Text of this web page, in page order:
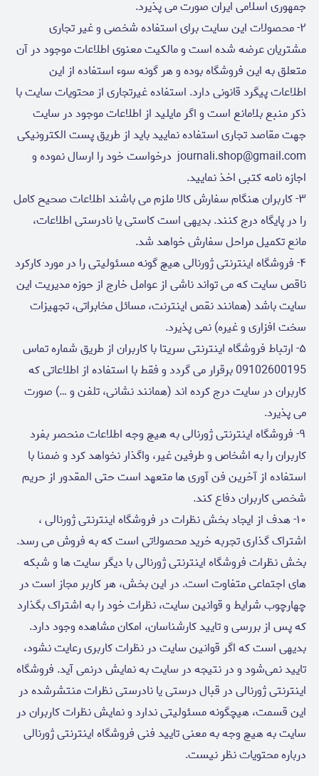
جمهوری اسلامی ایران صورت می پذیرد.
۲- محصولات این سایت براى استفاده شخصی و غیر تجارى
مشتریان عرضه شده است و مالکیت معنوی اطلاعات موجود در آن
متعلق به این فروشگاه بوده و هر گونه سوء استفاده از این
اطلاعات پیگرد قانونی دارد. استفاده غیرتجاری از محتویات سایت با
ذکر منبع بلامانع است و اگر مایلید از اطلاعات موجود در سایت
جهت مقاصد تجاری استفاده نمایید باید از طریق پست الکترونیکی
journali.shop@gmail.com درخواست خود را ارسال نموده و
اجازه نامه کتبی اخذ نمایید.
۳- کاربران هنگام سفارش کالا ملزم می باشند اطلاعات صحیح کامل
را در پایگاه درج کنند. بدیهی است کاستی یا نادرستی اطلاعات،
مانع تکمیل مراحل سفارش خواهد شد.
۴- فروشگاه اینترنتی ژورنالی هیچ گونه مسئولیتی را در مورد کارکرد
ناقص سایت که می تواند ناشی از عوامل خارج از حوزه مدیریت این
سایت باشد (همانند نقص اینترنت، مسائل مخابراتی، تجهیزات
سخت افزاری و غیره) نمی پذیرد.
۵- ارتباط فروشگاه اینترنتی سریتا با کاربران از طریق شماره تماس
09102600195 برقرار می گردد و فقط با استفاده از اطلاعاتی که
کاربران در سایت درج کرده اند (همانند نشانی، تلفن و …) صورت
می پذیرد.
۹- فروشگاه اینترنتی ژورنالی به هیچ وجه اطلاعات منحصر بفرد
کاربران را به اشخاص و طرفین غیر، واگذار نخواهد کرد و ضمنا با
استفاده از آخرین فن آوری ها متعهد است حتی المقدور از حریم
شخصی کاربران دفاع کند.
۱۰- هدف از ایجاد بخش نظرات در فروشگاه اینترنتی ژورنالی ،
اشتراک گذاری تجربه خرید محصولاتی است که به فروش می رسد.
بخش نظرات فروشگاه اینترنتی ژورنالی با دیگر سایت ها و شبکه
های اجتماعی متفاوت است. در این بخش، هر کاربر مجاز است در
چهارچوب شرایط و قوانین سایت، نظرات خود را به اشتراک بگذارد
که پس از بررسی و تایید کارشناسان، امکان مشاهده وجود دارد.
بدیهی است که اگر قوانین سایت در نظرات کاربری رعایت نشود،
تایید نمی‌شود و در نتیجه در سایت به نمایش درنمی آید. فروشگاه
اینترنتی ژورنالی در قبال درستی یا نادرستی نظرات منتشرشده در
این قسمت، هیچگونه مسئولیتی ندارد و نمایش نظرات کاربران در
سایت به هیچ وجه به معنی تایید فنی فروشگاه اینترنتی ژورنالی
درباره محتویات نظر نیست.